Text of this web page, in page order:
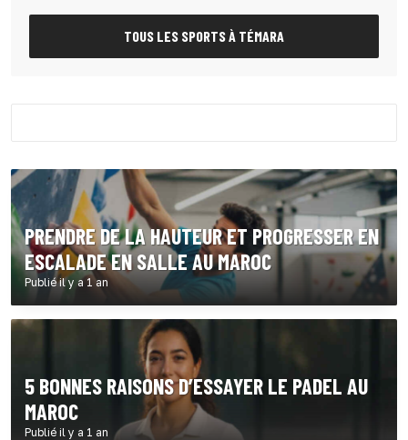
TOUS LES SPORTS À TÉMARA
PRENDRE DE LA HAUTEUR ET PROGRESSER EN
ESCALADE EN SALLE AU MAROC
Publié il y a 1 an
5 BONNES RAISONS D’ESSAYER LE PADEL AU
MAROC
Publié il y a 1 an